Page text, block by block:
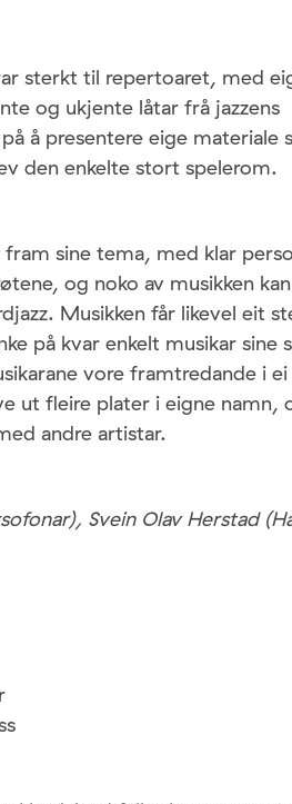
sterkt til repertoaret, med
og ukjente låtar frå jazzens
å presentere eige materiale
den enkelte stort spelerom.
sine tema, med klar
og noko av musikken
Musikken får likevel eit
på kvar enkelt musikar sine
vore framtredande i ei
ut fleire plater i eigne namn,
andre artistar.
Svein Olav Herstad